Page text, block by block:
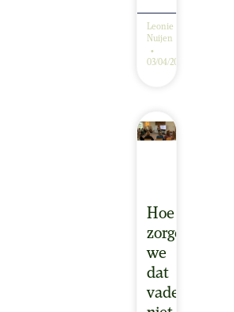
Leonie
Nuijen
03/04/2025
Hoe
zorgen
we
dat
vaders